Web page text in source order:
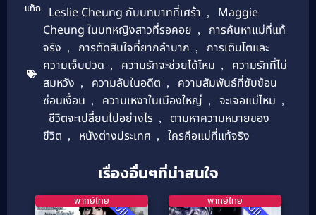
แท็ก Leslie Cheung กับบทบาทที่เศร้า ,
Maggie
Cheung ในบทหญิงสาวที่รอคอย ,
การค้นหาแม่ที่แท้
จริง , การตัดสินใจที่ยากลำบาก ,
การเติบโตและ
ความเจ็บปวด , ความรักจะช่วยได้ไหม ,
ความรักที่ไม่
สมหวัง , ความลับในอดีต ,
ความสัมพันธ์ที่ซับซ้อน
ซ่อนเงื่อน , ความเหงาในเมืองใหญ่ , จะเจอแม่ไหม ,
ชีวิตจะเปลี่ยนไปอย่างไร ,
ตามหาความหมายของ
ชีวิต , หนังต่างประเทศ , ใครคือแม่ที่แท้จริง
เรื่องอื่นๆที่น่าสนใจ
พากย์ไทย พากย์ไทย